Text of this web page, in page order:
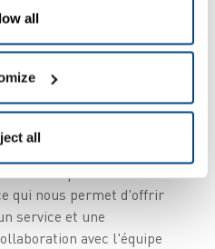
all
all
Grâce à son
intégré,
à ce que chaque
qu'il a commandés dans
dans le paysage
L'interface conviviale
qui nous permet d'offrir
service et une
avec l'équipe